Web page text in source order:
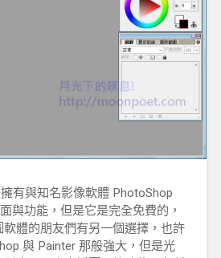
有與知名影像軟體 PhotoShop
與功能，但是它是完全免費的，
體的朋友們有另一個選擇，也許
與 Painter 那般強大，但是光